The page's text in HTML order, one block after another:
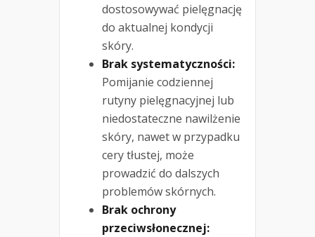
dostosowywać pielęgnację
do aktualnej kondycji
skóry.
Brak systematyczności:
Pomijanie codziennej
rutyny pielęgnacyjnej lub
niedostateczne nawilżenie
skóry, nawet w przypadku
cery tłustej, może
prowadzić do dalszych
problemów skórnych.
Brak ochrony
przeciwsłonecznej: